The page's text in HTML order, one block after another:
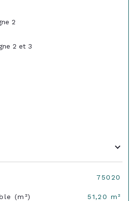
2
2 et 3
75020
(m²) 51,20 m²